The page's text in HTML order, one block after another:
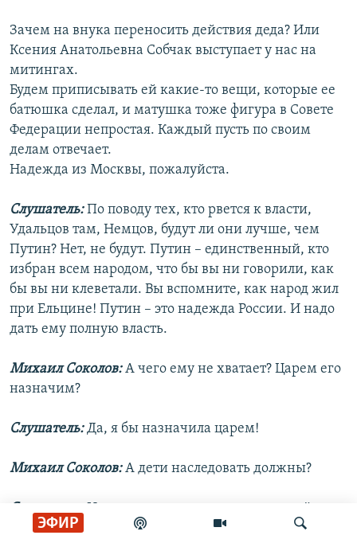
ЭФИР
Зачем на внука переносить действия деда? Или
Ксения Анатольевна Собчак выступает у нас на
митингах.
Будем приписывать ей какие-то вещи, которые ее
батюшка сделал, и матушка тоже фигура в Совете
Федерации непростая. Каждый пусть по своим
делам отвечает.
Надежда из Москвы, пожалуйста.
Слушатель:По поводу тех, кто рвется к власти,
Удальцов там, Немцов, будут ли они лучше, чем
Путин? Нет, не будут. Путин – единственный, кто
избран всем народом, что бы вы ни говорили, как
бы вы ни клеветали. Вы вспомните, как народ жил
при Ельцине! Путин – это надежда России. И надо
дать ему полную власть.
Михаил Соколов:А чего ему не хватает? Царем его
назначим?
Слушатель:Да, я бы назначила царем!
Михаил Соколов:А дети наследовать должны?
по всем правилам я бы назначила его царем.